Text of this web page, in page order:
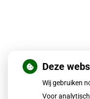
Deze
Wij gebruiken
Voor